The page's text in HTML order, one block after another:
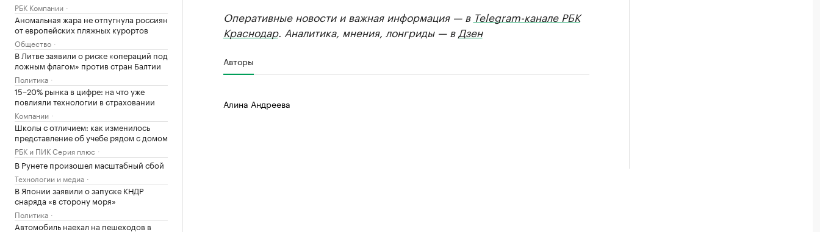
РБК Компании
Аномальная жара не отпугнула россиян
от европейских пляжных курортов
Общество
В Литве заявили о риске «операций под
ложным флагом» против стран Балтии
Политика
15–20% рынка в цифре: на что уже
повлияли технологии в страховании
Компании
Школы с отличием: как изменилось
представление об учебе рядом с домом
РБК и ПИК Серия плюс
В Рунете произошел масштабный сбой
Технологии и медиа
В Японии заявили о запуске КНДР
снаряда «в сторону моря»
Политика
Автомобиль наехал на пешеходов в
Оперативные новости и важная информация — в Telegram-канале РБК
Краснодар. Аналитика, мнения, лонгриды — в Дзен
Авторы
Алина Андреева